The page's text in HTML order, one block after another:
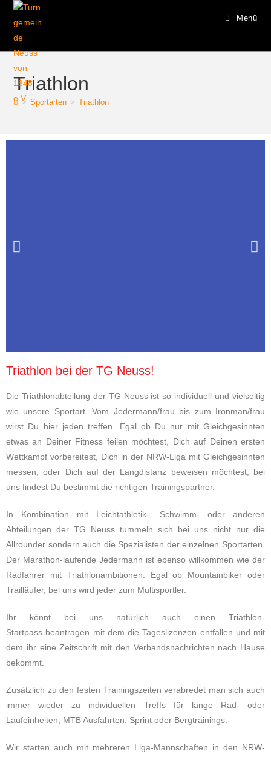
Menü
Triathlon
> Sportarten > Triathlon
Triathlon bei der TG Neuss!
Die Triathlonabteilung der TG Neuss ist so individuell und vielseitig
wie unsere Sportart. Vom Jedermann/frau bis zum Ironman/frau
wirst Du hier jeden treffen. Egal ob Du nur mit Gleichgesinnten
etwas an Deiner Fitness feilen möchtest, Dich auf Deinen ersten
Wettkampf vorbereitest, Dich in der NRW-Liga mit Gleichgesinnten
messen, oder Dich auf der Langdistanz beweisen möchtest, bei
uns findest Du bestimmt die richtigen Trainingspartner.
In Kombination mit Leichtathletik-, Schwimm- oder anderen
Abteilungen der TG Neuss tummeln sich bei uns nicht nur die
Allrounder sondern auch die Spezialisten der einzelnen Sportarten.
Der Marathon-laufende Jedermann ist ebenso willkommen wie der
Radfahrer mit Triathlonambitionen. Egal ob Mountainbiker oder
Trailläufer, bei uns wird jeder zum Multisportler.
Ihr könnt bei uns natürlich auch einen Triathlon-
Startpass beantragen mit dem die Tageslizenzen entfallen und mit
dem ihr eine Zeitschrift mit den Verbandsnachrichten nach Hause
bekommt.
Zusätzlich zu den festen Trainingszeiten verabredet man sich auch
immer wieder zu individuellen Treffs für lange Rad- oder
Laufeinheiten, MTB Ausfahrten, Sprint oder Bergtrainings.
Wir starten auch mit mehreren Liga-Mannschaften in den NRW-